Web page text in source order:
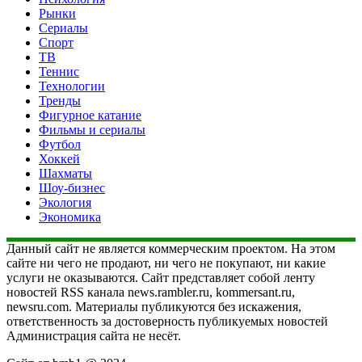
Рынки
Сериалы
Спорт
ТВ
Теннис
Технологии
Тренды
Фигурное катание
Фильмы и сериалы
Футбол
Хоккей
Шахматы
Шоу-бизнес
Экология
Экономика
Данный сайт не является коммерческим проектом. На этом
сайте ни чего не продают, ни чего не покупают, ни какие
услуги не оказываются. Сайт представляет собой ленту
новостей RSS канала news.rambler.ru, kommersant.ru,
newsru.com. Материалы публикуются без искажения,
ответственность за достоверность публикуемых новостей
Администрация сайта не несёт.